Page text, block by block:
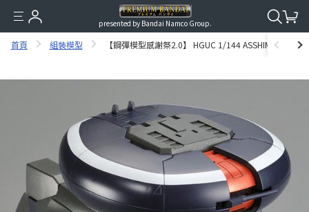
presented by Bandai Namco Group.
首頁 組裝模型 【鋼彈模型感謝祭2.0】 HGUC 1/144 ASSHIMAR